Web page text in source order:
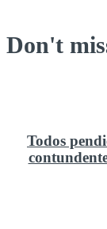
Don't
Todos